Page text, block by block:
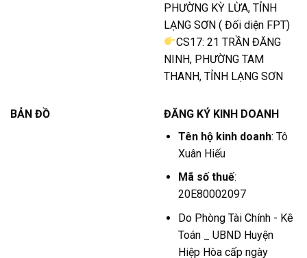
PHƯỜNG KỲ LỪA, TỈNH
LẠNG SƠN ( Đối diện FPT)
CS17: 21 TRẦN ĐĂNG
NINH, PHƯỜNG TAM
THANH, TỈNH LẠNG SƠN
BẢN ĐỒ
ĐĂNG KÝ KINH DOANH
Tên hộ kinh doanh: Tô
Xuân Hiếu
Mã số thuế:
20E80002097
Do Phòng Tài Chính - Kê
Toán _ UBND Huyện
Hiệp Hòa cấp ngày